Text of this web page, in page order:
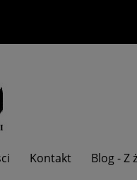
Kontakt Blog - Z